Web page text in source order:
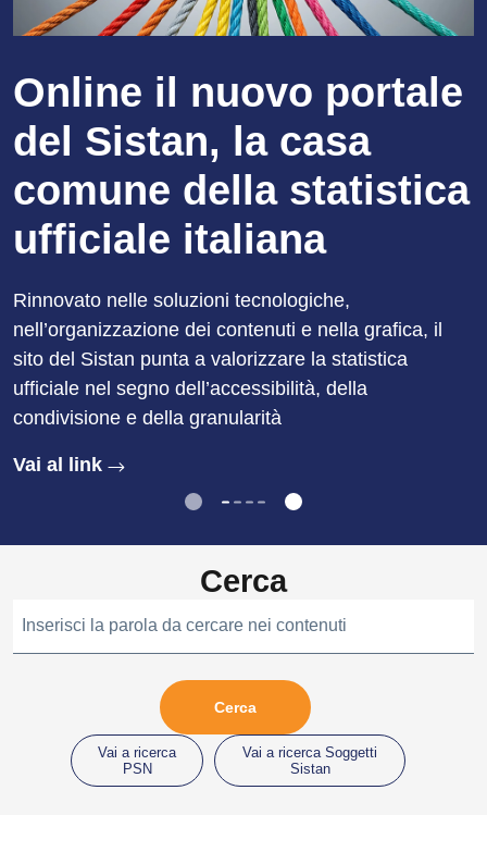
Online il nuovo portale
del Sistan, la casa
comune della statistica
ufficiale italiana
Rinnovato nelle soluzioni tecnologiche,
nell’organizzazione dei contenuti e nella grafica, il
sito del Sistan punta a valorizzare la statistica
ufficiale nel segno dell’accessibilità, della
condivisione e della granularità
Vai al link
Cerca
Inserisci la parola da cercare nei contenuti
Vai a ricerca
PSN
Vai a ricerca Soggetti
Sistan